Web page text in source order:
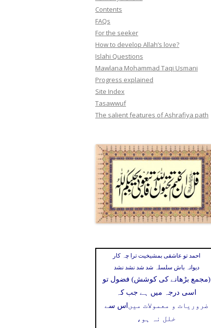
Contents
FAQs
For the seeker
How to develop Allah’s love?
Islahi Questions
Mawlana Mohammad Taqi Usmani
Progress explained
Site Index
Tasawwuf
The salient features of Ashrafiya path
احمد تو عاشقی بمشیخیت ترا چہ کار
دیوانہ باش سلسلہ شد شد نشد نشد
(مجمع بڑھانے کی کوشش) فضول تو
اسی درجہ میں ہے جب کہ
اس سے ضروریات و معمولات میں
خلل نہ ہو،